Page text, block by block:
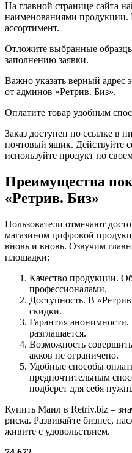
На главной странице сайта
наименованиями продукции.
ассортимент.
Отложите выбранные
заполнению заявки.
Важно указать верный адрес
от админов «Ретрив. Биз».
Оплатите товар удобным
Заказ доступен по ссылке в
почтовый ящик. Действуйте
используйте продукт по
Преимущества
«Ретрив. Биз»
Пользователи отмечают
магазином цифровой
вновь и вновь. Озвучим
площадки:
Качество продукции.
профессионалами.
Доступность. В
скидки.
Гарантия
разглашается.
Возможность
акков не ограничено.
Удобные способы
предпочтительным
подберет для себя
Купить Маил в Retriv.biz –
риска. Развивайте бизнес,
живите с удовольствием.